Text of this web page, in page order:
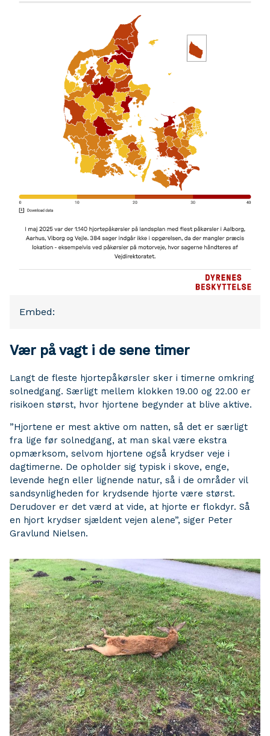
Embed:
Vær på vagt i de sene timer
Langt de fleste hjortepåkørsler sker i timerne omkring
solnedgang. Særligt mellem klokken 19.00 og 22.00 er
risikoen størst, hvor hjortene begynder at blive aktive.
”Hjortene er mest aktive om natten, så det er særligt
fra lige før solnedgang, at man skal være ekstra
opmærksom, selvom hjortene også krydser veje i
dagtimerne. De opholder sig typisk i skove, enge,
levende hegn eller lignende natur, så i de områder vil
sandsynligheden for krydsende hjorte være størst.
Derudover er det værd at vide, at hjorte er flokdyr. Så
en hjort krydser sjældent vejen alene”, siger Peter
Gravlund Nielsen.